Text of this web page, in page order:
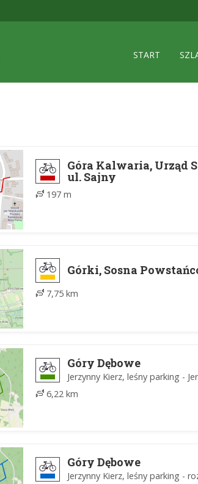
START
Góra Kalwaria, Urząd
ul. Sajny
197 m
Górki, Sosna
7,75 km
Góry Dębowe
Jerzynny Kierz, leśny parking -
6,22 km
Góry Dębowe
Jerzynny Kierz, leśny parking -